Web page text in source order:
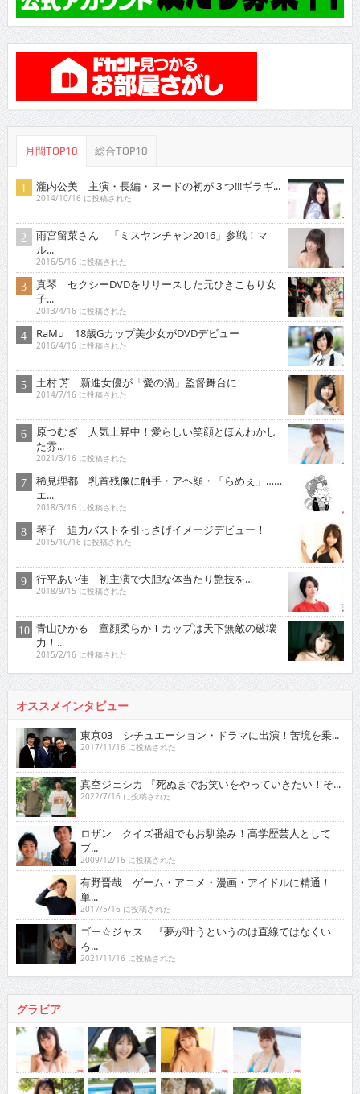
月間TOP10 総合TOP10
瀧内公美 主演・長編・ヌードの初が３つ!!!ギラギ...
2014/10/16 に投稿された
雨宮留菜さん 「ミスヤンチャン2016」参戦！マ
ル...
2016/5/16 に投稿された
真琴 セクシーDVDをリリースした元ひきこもり女
子...
2013/4/16 に投稿された
RaMu 18歳Gカップ美少女がDVDデビュー
2016/4/16 に投稿された
土村 芳 新進女優が「愛の渦」監督舞台に
2014/7/16 に投稿された
原つむぎ 人気上昇中！愛らしい笑顔とほんわかし
た雰...
2021/3/16 に投稿された
稀見理都 乳首残像に触手・アヘ顔・「らめぇ」……
エ...
2018/3/16 に投稿された
琴子 迫力バストを引っさげイメージデビュー！
2015/10/16 に投稿された
行平あい佳 初主演で大胆な体当たり艶技を…
2018/9/15 に投稿された
青山ひかる 童顔柔らかＩカップは天下無敵の破壊
力！...
2015/2/16 に投稿された
オススメインタビュー
東京03 シチュエーション・ドラマに出演！苦境を乗...
2017/11/16 に投稿された
真空ジェシカ 『死ぬまでお笑いをやっていきたい！そ...
2022/7/16 に投稿された
ロザン クイズ番組でもお馴染み！高学歴芸人として
ブ...
2009/12/16 に投稿された
有野晋哉 ゲーム・アニメ・漫画・アイドルに精通！
単...
2017/5/16 に投稿された
ゴー☆ジャス 『夢が叶うというのは直線ではなくい
ろ...
2021/11/16 に投稿された
グラビア